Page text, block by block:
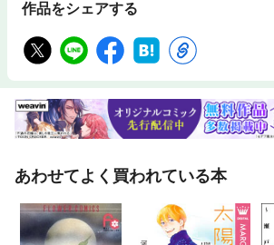
作品をシェアする
あわせてよく買われている本